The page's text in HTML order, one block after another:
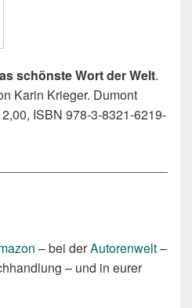
schönste Wort der Welt.
Karin Krieger. Dumont
ISBN 978-3-8321-6219-
– bei derAutorenwelt–
– und in eurer